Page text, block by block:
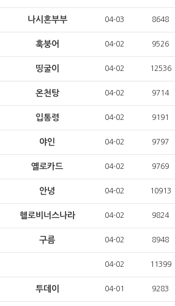
나시혼부부 04-03 8648
훅붕어 04-02 9526
띵굴이 04-02 12536
온천탕 04-02 9714
입통령 04-02 9191
야인 04-02 9797
옐로카드 04-02 9769
안녕 04-02 10913
헬로비너스나라 04-02 9824
구름 04-02 8948
04-02 11399
투데이 04-01 9283